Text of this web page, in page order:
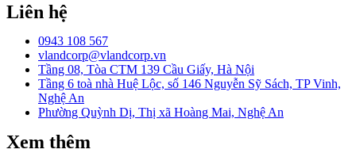
Liên hệ
0943 108 567
vlandcorp@vlandcorp.vn
Tầng 08, Tòa CTM 139 Cầu Giấy, Hà Nội
Tầng 6 toà nhà Huệ Lộc, số 146 Nguyễn Sỹ Sách, TP Vinh,
Nghệ An
Phường Quỳnh Dị, Thị xã Hoàng Mai, Nghệ An
Xem thêm